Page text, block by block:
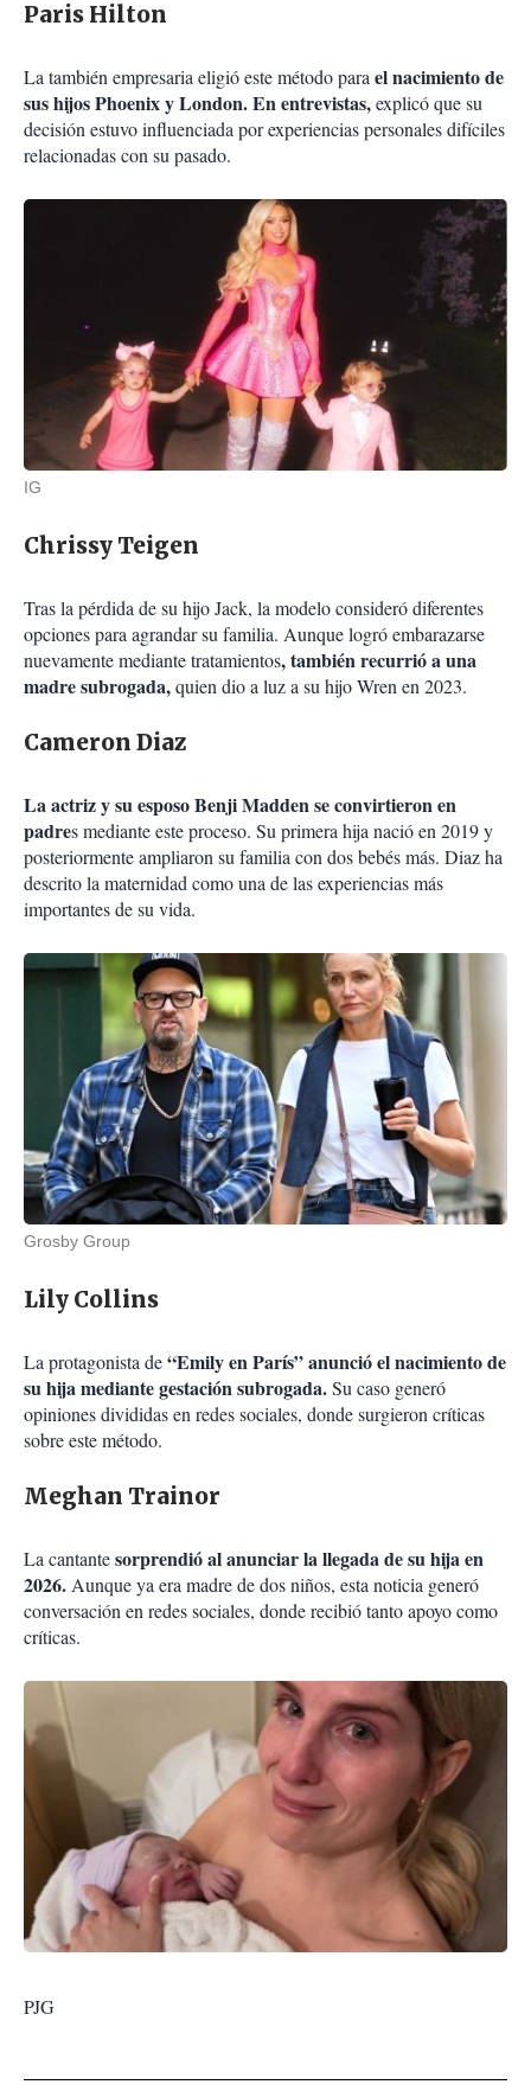
Paris Hilton
La también empresaria eligió este método parael nacimiento de
sus hijos Phoenix y London. En entrevistas,explicó que su
decisión estuvo influenciada por experiencias personales difíciles
relacionadas con su pasado.
IG
Chrissy Teigen
Tras la pérdida de su hijo Jack, la modelo consideró diferentes
opciones para agrandar su familia. Aunque logró embarazarse
nuevamente mediante tratamientos, también recurrió a una
madre subrogada,quien dio a luz a su hijo Wren en 2023.
Cameron Diaz
La actriz y su esposo Benji Madden se convirtieron en
padres mediante este proceso. Su primera hija nació en 2019 y
posteriormente ampliaron su familia con dos bebés más. Diaz ha
descrito la maternidad como una de las experiencias más
importantes de su vida.
Grosby Group
Lily Collins
La protagonista de“Emily en París” anunció el nacimiento de
su hija mediante gestación subrogada.Su caso generó
opiniones divididas en redes sociales, donde surgieron críticas
sobre este método.
Meghan Trainor
La cantantesorprendió al anunciar la llegada de su hija en
2026.Aunque ya era madre de dos niños, esta noticia generó
conversación en redes sociales, donde recibió tanto apoyo como
críticas.
PJG